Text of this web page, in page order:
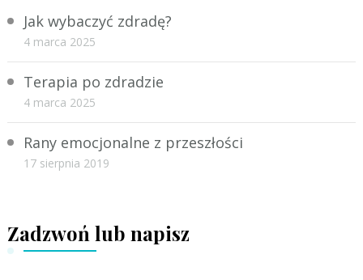
Jak wybaczyć zdradę?
4 marca 2025
Terapia po zdradzie
4 marca 2025
Rany emocjonalne z przeszłości
17 sierpnia 2019
Zadzwoń lub napisz